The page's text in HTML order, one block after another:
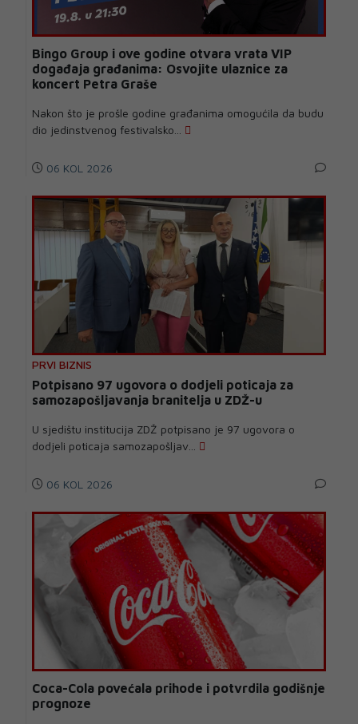
Bingo Group i ove godine otvara vrata VIP
događaja građanima: Osvojite ulaznice za
koncert Petra Graše
Nakon što je prošle godine građanima omogućila da budu
dio jedinstvenog festivalsko...
06 KOL 2026
PRVI BIZNIS
Potpisano 97 ugovora o dodjeli poticaja za
samozapošljavanja branitelja u ZDŽ-u
U sjedištu institucija ZDŽ potpisano je 97 ugovora o
dodjeli poticaja samozapošljav...
06 KOL 2026
Coca-Cola povećala prihode i potvrdila godišnje
prognoze